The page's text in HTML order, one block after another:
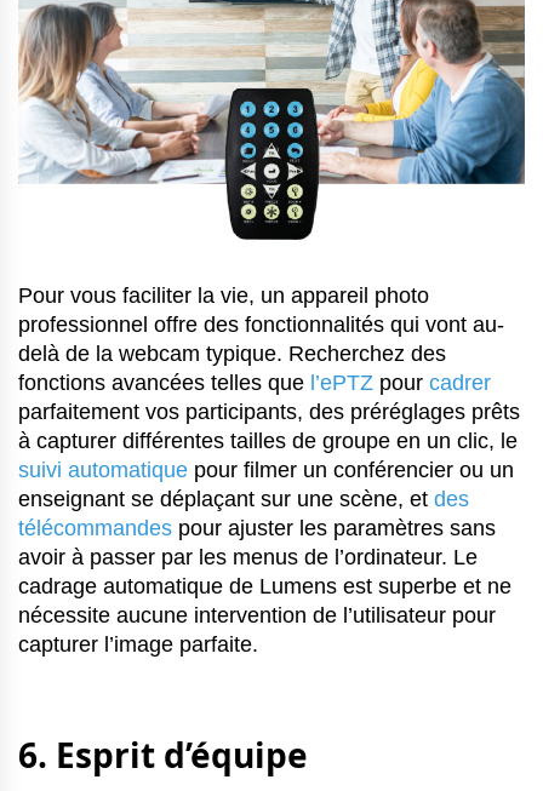
Pour vous faciliter la vie, un appareil photo
professionnel offre des fonctionnalités qui vont au-
delà de la webcam typique. Recherchez des
fonctions avancées telles que l’ePTZ pour cadrer
parfaitement vos participants, des préréglages prêts
à capturer différentes tailles de groupe en un clic, le
suivi automatique pour filmer un conférencier ou un
enseignant se déplaçant sur une scène, et des
télécommandes pour ajuster les paramètres sans
avoir à passer par les menus de l’ordinateur. Le
cadrage automatique de Lumens est superbe et ne
nécessite aucune intervention de l’utilisateur pour
capturer l’image parfaite.
6. Esprit d’équipe